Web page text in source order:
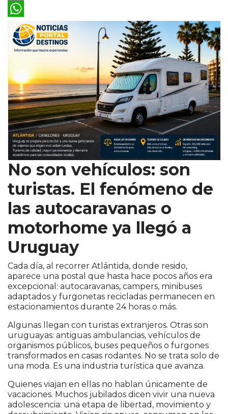
Email
WhatsApp
No son vehículos: son
turistas. El fenómeno de
las autocaravanas o
motorhome ya llegó a
Uruguay
Cada día, al recorrer Atlántida, donde resido,
aparece una postal que hasta hace pocos años era
excepcional: autocaravanas, campers, minibuses
adaptados y furgonetas recicladas permanecen en
estacionamientos durante 24 horas o más.
Algunas llegan con turistas extranjeros. Otras son
uruguayas: antiguas ambulancias, vehículos de
organismos públicos, buses pequeños o furgones
transformados en casas rodantes. No se trata solo de
una moda. Es una industria turística que avanza.
Quienes viajan en ellas no hablan únicamente de
vacaciones. Muchos jubilados dicen vivir una nueva
adolescencia: una etapa de libertad, movimiento y